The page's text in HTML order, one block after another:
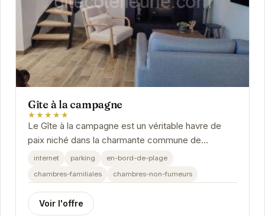
Gîte à la campagne
★★★★★
Le Gîte à la campagne est un véritable havre de
paix niché dans la charmante commune de
Fiquefleur-Équainville. Avec son ambiance
internet parking
en-bord-de-plage
chambres-familiales
chambres-non-fumeurs
Voir l'offre